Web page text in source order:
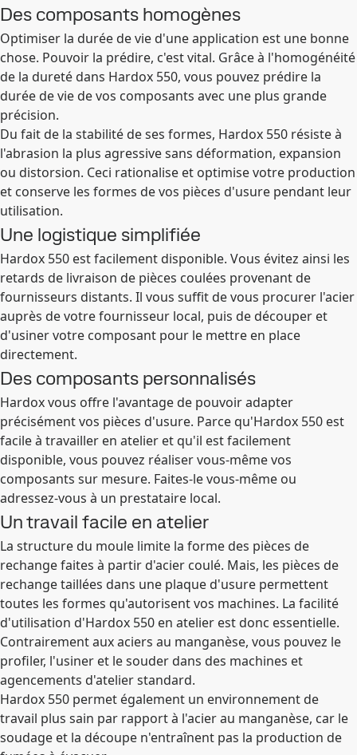
Des composants homogènes
Optimiser la durée de vie d'une application est une bonne
chose. Pouvoir la prédire, c'est vital. Grâce à l'homogénéité
de la dureté dans Hardox 550, vous pouvez prédire la
durée de vie de vos composants avec une plus grande
précision.
Du fait de la stabilité de ses formes, Hardox 550 résiste à
l'abrasion la plus agressive sans déformation, expansion
ou distorsion. Ceci rationalise et optimise votre production
et conserve les formes de vos pièces d'usure pendant leur
utilisation.
Une logistique simplifiée
Hardox 550 est facilement disponible. Vous évitez ainsi les
retards de livraison de pièces coulées provenant de
fournisseurs distants. Il vous suffit de vous procurer l'acier
auprès de votre fournisseur local, puis de découper et
d'usiner votre composant pour le mettre en place
directement.
Des composants personnalisés
Hardox vous offre l'avantage de pouvoir adapter
précisément vos pièces d'usure. Parce qu'Hardox 550 est
facile à travailler en atelier et qu'il est facilement
disponible, vous pouvez réaliser vous-même vos
composants sur mesure. Faites-le vous-même ou
adressez-vous à un prestataire local.
Un travail facile en atelier
La structure du moule limite la forme des pièces de
rechange faites à partir d'acier coulé. Mais, les pièces de
rechange taillées dans une plaque d'usure permettent
toutes les formes qu'autorisent vos machines. La facilité
d'utilisation d'Hardox 550 en atelier est donc essentielle.
Contrairement aux aciers au manganèse, vous pouvez le
profiler, l'usiner et le souder dans des machines et
agencements d'atelier standard.
Hardox 550 permet également un environnement de
travail plus sain par rapport à l'acier au manganèse, car le
soudage et la découpe n'entraînent pas la production de